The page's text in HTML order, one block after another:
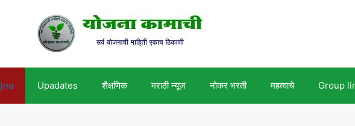
Upadates शैक्षणिक मराठी न्यूज नोकर भरती महत्वाचे Group